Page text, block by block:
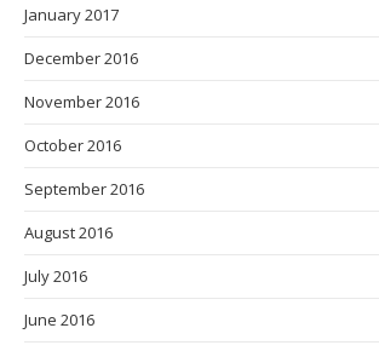
January 2017
December 2016
November 2016
October 2016
September 2016
August 2016
July 2016
June 2016